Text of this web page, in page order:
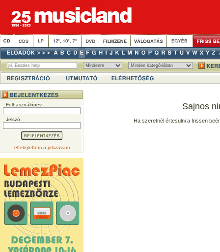
Felhasználónév
Jelszó
elfelejtettem a jelszavam
Sajnos
Ha szeretnél értesülni a frissen